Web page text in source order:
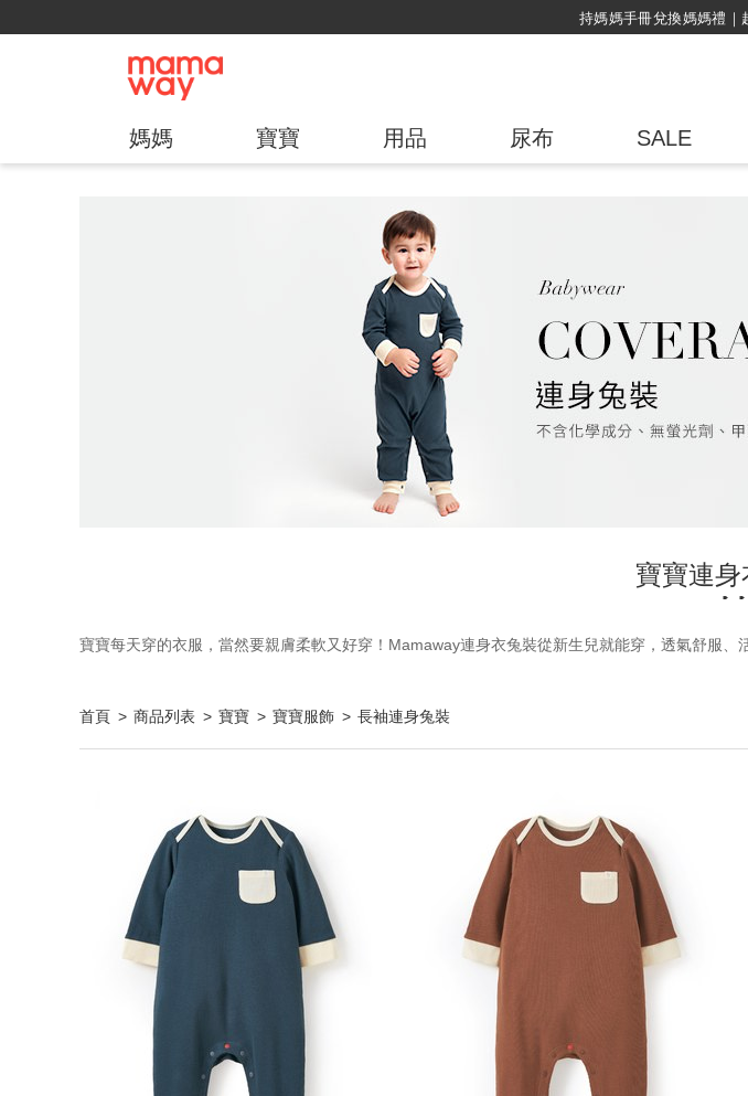
媽媽 寶寶 用品 尿布 SALE
寶寶連
寶寶每天穿的衣服，當然要親膚柔軟又好穿！Mamaway連身衣兔裝從新生兒就能穿，透氣舒服、
首頁 商品列表 寶寶 寶寶服飾 長袖連身兔裝